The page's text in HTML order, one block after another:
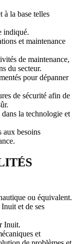
à la base telles
indiqué.
et maintenance
de maintenance,
du secteur.
pour dépanner
de sécurité afin de
la technologie et
aux besoins
ou équivalent.
et de ses
Inuit.
et